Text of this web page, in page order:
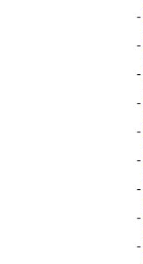
-
-
-
-
-
-
-
-
-